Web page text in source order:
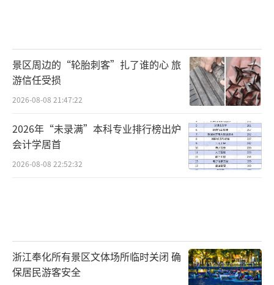
景区周边的“轮胎刺客”扎了谁的心 旅
游信任受损
2026-08-08 21:47:22
2026年“未录满”本科专业排行榜出炉
会计学居首
2026-08-08 22:52:32
浙江奉化所有景区文体场所临时关闭 确
保居民游客安全